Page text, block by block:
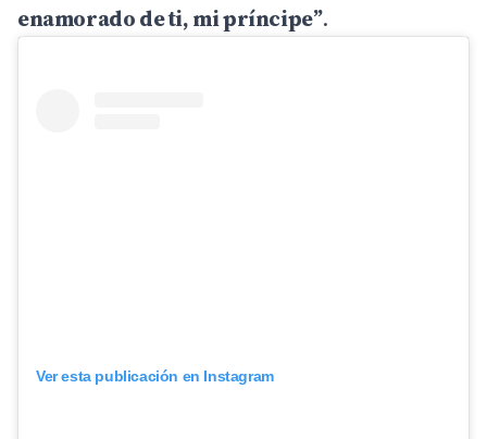
enamorado de ti, mi príncipe”.
Ver esta publicación en Instagram